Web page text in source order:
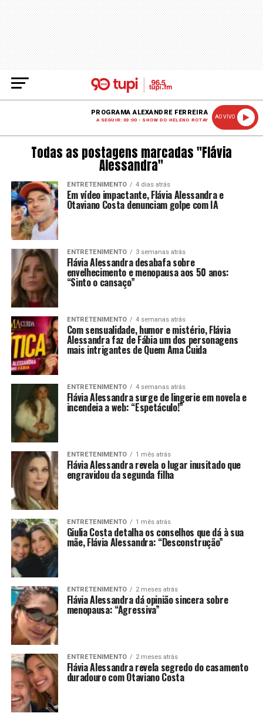
PROGRAMA ALEXANDRE FERREIRA
A SEGUIR: 03:00 - SHOW DO HELENO ROTAY
AO VIVO
Todas as postagens marcadas "Flávia
Alessandra"
ENTRETENIMENTO 4 dias atrás
Em vídeo impactante, Flávia Alessandra e
Otaviano Costa denunciam golpe com IA
ENTRETENIMENTO 3 semanas atrás
Flávia Alessandra desabafa sobre
envelhecimento e menopausa aos 50 anos:
“Sinto o cansaço”
ENTRETENIMENTO 4 semanas atrás
Com sensualidade, humor e mistério, Flávia
Alessandra faz de Fábia um dos personagens
mais intrigantes de Quem Ama Cuida
ENTRETENIMENTO 4 semanas atrás
Flávia Alessandra surge de lingerie em novela e
incendeia a web: “Espetáculo!”
ENTRETENIMENTO 1 mês atrás
Flávia Alessandra revela o lugar inusitado que
engravidou da segunda filha
ENTRETENIMENTO 1 mês atrás
Giulia Costa detalha os conselhos que dá à sua
mãe, Flávia Alessandra: “Desconstrução”
ENTRETENIMENTO 2 meses atrás
Flávia Alessandra dá opinião sincera sobre
menopausa: “Agressiva”
ENTRETENIMENTO 2 meses atrás
Flávia Alessandra revela segredo do casamento
duradouro com Otaviano Costa